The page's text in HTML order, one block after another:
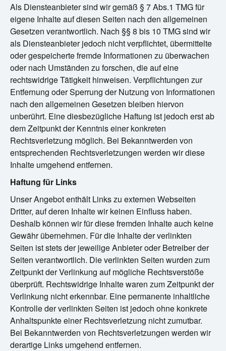
Als Diensteanbieter sind wir gemäß § 7 Abs.1 TMG für
eigene Inhalte auf diesen Seiten nach den allgemeinen
Gesetzen verantwortlich. Nach §§ 8 bis 10 TMG sind wir
als Diensteanbieter jedoch nicht verpflichtet, übermittelte
oder gespeicherte fremde Informationen zu überwachen
oder nach Umständen zu forschen, die auf eine
rechtswidrige Tätigkeit hinweisen. Verpflichtungen zur
Entfernung oder Sperrung der Nutzung von Informationen
nach den allgemeinen Gesetzen bleiben hiervon
unberührt. Eine diesbezügliche Haftung ist jedoch erst ab
dem Zeitpunkt der Kenntnis einer konkreten
Rechtsverletzung möglich. Bei Bekanntwerden von
entsprechenden Rechtsverletzungen werden wir diese
Inhalte umgehend entfernen.
Haftung für Links
Unser Angebot enthält Links zu externen Webseiten
Dritter, auf deren Inhalte wir keinen Einfluss haben.
Deshalb können wir für diese fremden Inhalte auch keine
Gewähr übernehmen. Für die Inhalte der verlinkten
Seiten ist stets der jeweilige Anbieter oder Betreiber der
Seiten verantwortlich. Die verlinkten Seiten wurden zum
Zeitpunkt der Verlinkung auf mögliche Rechtsverstöße
überprüft. Rechtswidrige Inhalte waren zum Zeitpunkt der
Verlinkung nicht erkennbar. Eine permanente inhaltliche
Kontrolle der verlinkten Seiten ist jedoch ohne konkrete
Anhaltspunkte einer Rechtsverletzung nicht zumutbar.
Bei Bekanntwerden von Rechtsverletzungen werden wir
derartige Links umgehend entfernen.